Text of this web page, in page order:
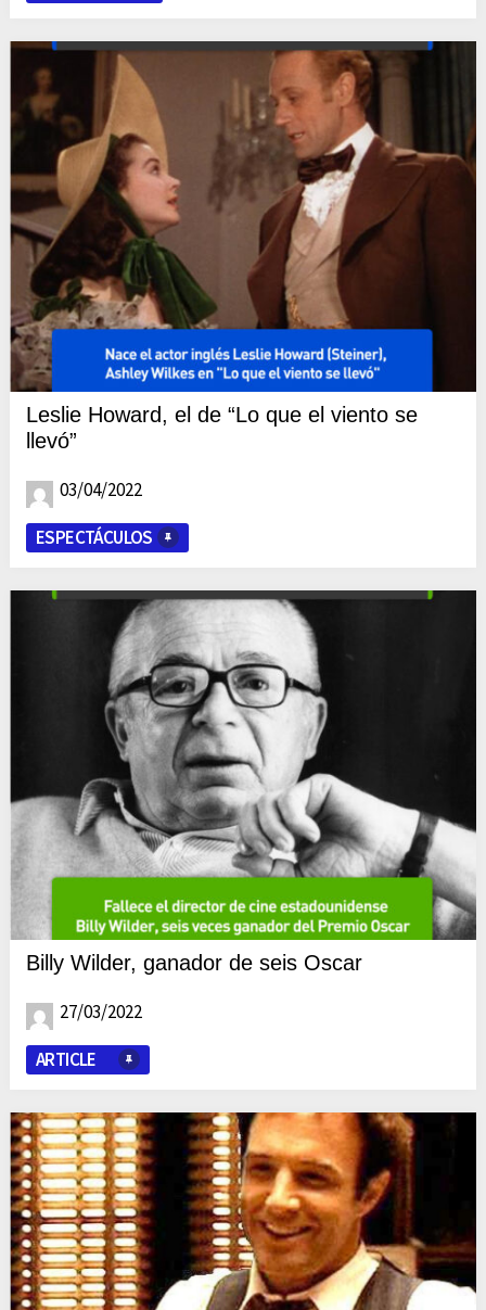
Leslie Howard, el de “Lo que el viento se
llevó”
03/04/2022
ESPECTÁCULOS
Billy Wilder, ganador de seis Oscar
27/03/2022
ARTICLE